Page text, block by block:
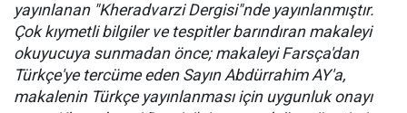
yayınlanan "Kheradvarzi Dergisi"nde yayınlanmıştır.
Çok kıymetli bilgiler ve tespitler barındıran makaleyi
okuyucuya sunmadan önce; makaleyi Farsça'dan
Türkçe'ye tercüme eden Sayın Abdürrahim AY'a,
makalenin Türkçe yayınlanması için uygunluk onayı